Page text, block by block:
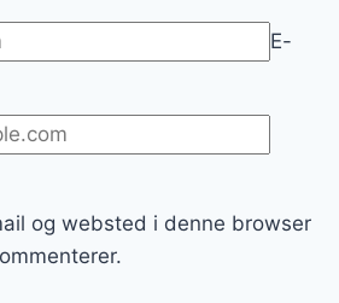
E-
og websted i denne browser